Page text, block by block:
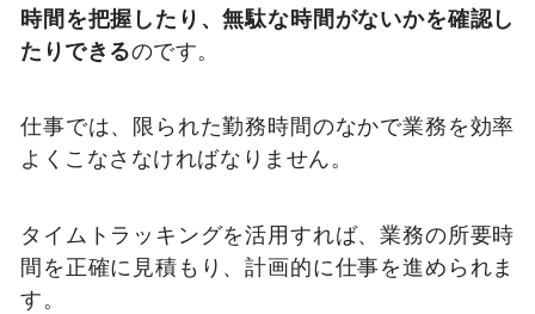
時間を把握したり、無駄な時間がないかを確認し
たりできるのです。
仕事では、限られた勤務時間のなかで業務を効率
よくこなさなければなりません。
タイムトラッキングを活用すれば、業務の所要時
間を正確に見積もり、計画的に仕事を進められま
す。